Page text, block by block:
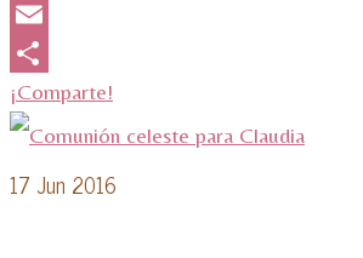
WhatsApp
Email
¡Comparte!
17 Jun 2016